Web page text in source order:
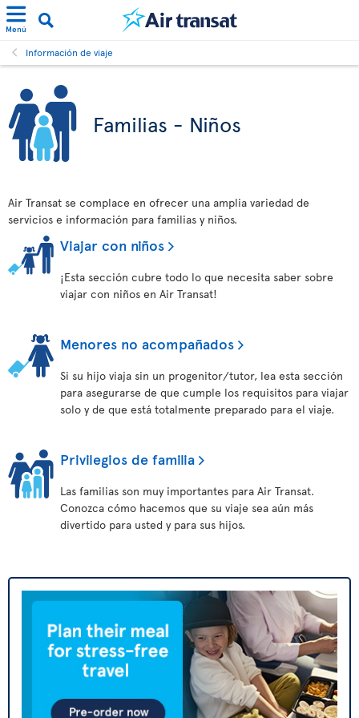
Menú
Información de viaje
Familias - Niños
Air Transat se complace en ofrecer una amplia variedad de
servicios e información para familias y niños.
Viajar con niños
¡Esta sección cubre todo lo que necesita saber sobre
viajar con niños en Air Transat!
Menores no acompañados
Si su hijo viaja sin un progenitor/tutor, lea esta sección
para asegurarse de que cumple los requisitos para viajar
solo y de que está totalmente preparado para el viaje.
Privilegios de familia
Las familias son muy importantes para Air Transat.
Conozca cómo hacemos que su viaje sea aún más
divertido para usted y para sus hijos.